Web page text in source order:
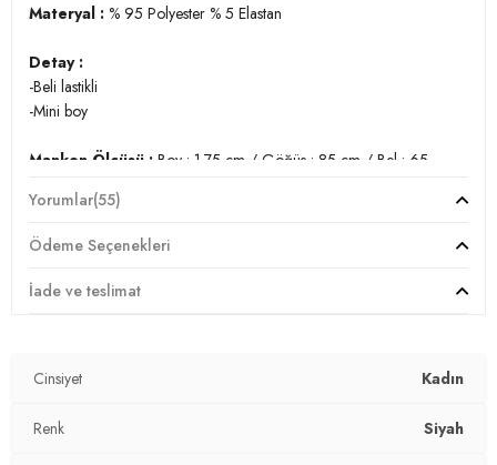
Materyal : % 95 Polyester % 5 Elastan
Detay :
-Beli lastikli
-Mini boy
Manken Ölçüsü : Boy : 1.75 cm / Göğüs : 85 cm / Bel : 65
YERLİ ÜRETİM
2DY5864024.389
Yorumlar(55)
Ödeme Seçenekleri
İade ve teslimat
Cinsiyet Kadın
Renk Siyah